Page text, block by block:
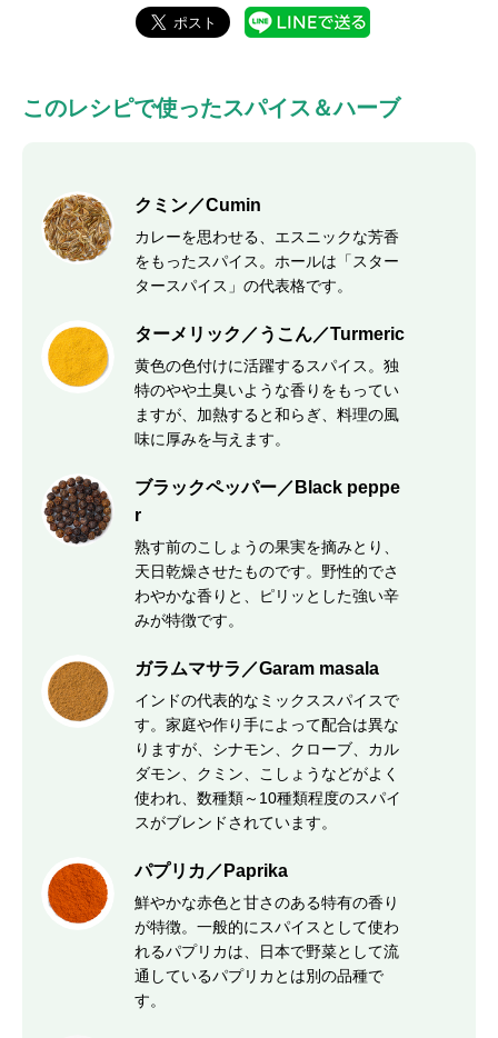
このレシピで使ったスパイス＆ハーブ
クミン／Cumin
カレーを思わせる、エスニックな芳香
をもったスパイス。ホールは「スター
タースパイス」の代表格です。
ターメリック／うこん／Turmeric
黄色の色付けに活躍するスパイス。独
特のやや土臭いような香りをもってい
ますが、加熱すると和らぎ、料理の風
味に厚みを与えます。
ブラックペッパー／Black peppe
r
熟す前のこしょうの果実を摘みとり、
天日乾燥させたものです。野性的でさ
わやかな香りと、ピリッとした強い辛
みが特徴です。
ガラムマサラ／Garam masala
インドの代表的なミックススパイスで
す。家庭や作り手によって配合は異な
りますが、シナモン、クローブ、カル
ダモン、クミン、こしょうなどがよく
使われ、数種類～10種類程度のスパイ
スがブレンドされています。
パプリカ／Paprika
鮮やかな赤色と甘さのある特有の香り
が特徴。一般的にスパイスとして使わ
れるパプリカは、日本で野菜として流
通しているパプリカとは別の品種で
す。